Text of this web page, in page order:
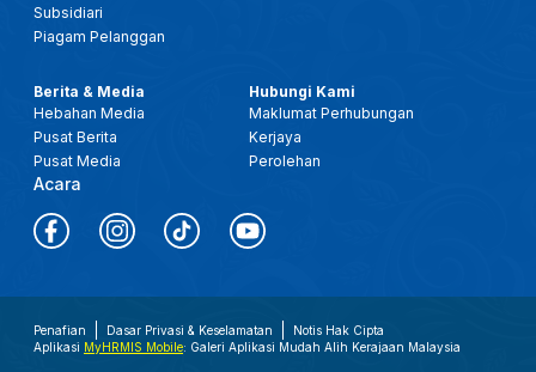
Subsidiari
Piagam Pelanggan
Berita & Media
Hebahan Media
Pusat Berita
Pusat Media
Acara
Hubungi Kami
Maklumat Perhubungan
Kerjaya
Perolehan
Penafian Dasar Privasi & Keselamatan
Notis Hak Cipta
Aplikasi MyHRMIS Mobile: Galeri Aplikasi Mudah Alih Kerajaan Malaysia